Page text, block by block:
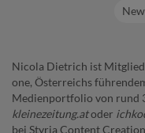
Nicola Dietrich ist
one, Österreichs
Medienportfolio von rund
kleinezeitung.atoder
bei Styria Content